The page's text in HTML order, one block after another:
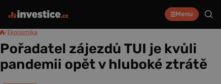
Menu
/Ekonomika
Pořadatel zájezdů TUI je kvůli
pandemii opět v hluboké ztrátě